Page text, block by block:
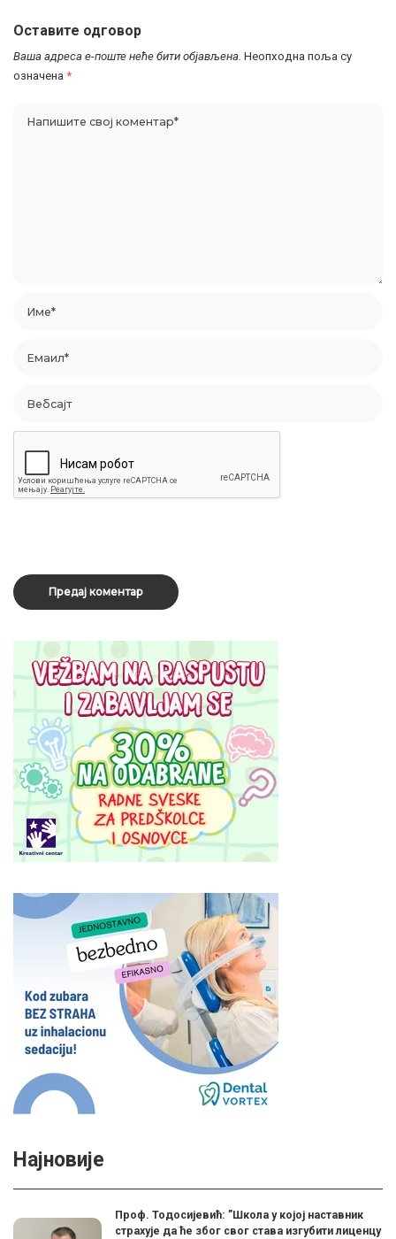
Оставите одговор
Ваша адреса е-поште неће бити објављена. Неопходна поља су
означена *
Најновије
Проф. Тодосијевић: ”Школа у којој наставник
страхује да ће због свог става изгубити лиценцу